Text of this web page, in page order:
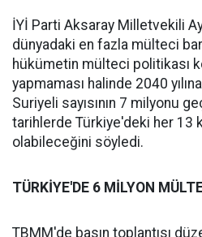
İYİ Parti Aksaray Milletvekili
dünyadaki en fazla mülteci
hükümetin mülteci politikası
yapmaması halinde 2040
Suriyeli sayısının 7 milyonu
tarihlerde Türkiye'deki her 13
olabileceğini söyledi.
TÜRKİYE'DE 6 MİLYON
TBMM'de basın toplantısı